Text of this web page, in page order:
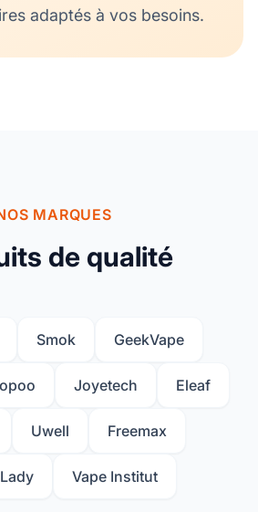
adaptés à vos besoins.
MARQUES
de qualité
Smok GeekVape
Joyetech Eleaf
Uwell Freemax
Vape Institut